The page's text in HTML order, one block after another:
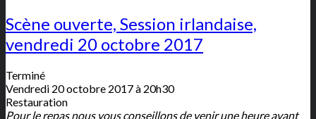
Scène ouverte, Session irlandaise,
vendredi 20 octobre 2017
Terminé
Vendredi 20 octobre 2017 à 20h30
Restauration
Pour le repas nous vous conseillons de venir une heure avant